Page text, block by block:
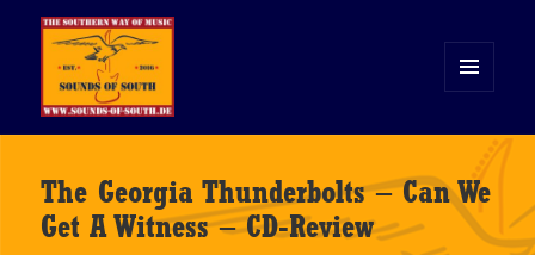
WIDGETS
The Georgia Thunderbolts – Can We
Get A Witness – CD-Review